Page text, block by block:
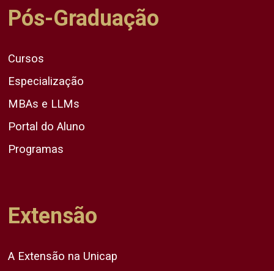
Pós-Graduação
Cursos
Especialização
MBAs e LLMs
Portal do Aluno
Programas
Extensão
A Extensão na Unicap